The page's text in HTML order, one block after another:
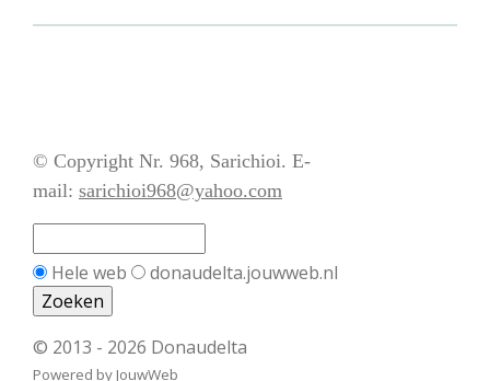
© Copyright Nr. 968, Sarichioi. E-
mail: sarichioi968@yahoo.com
Hele web donaudelta.jouwweb.nl
© 2013 - 2026 Donaudelta
Powered by JouwWeb